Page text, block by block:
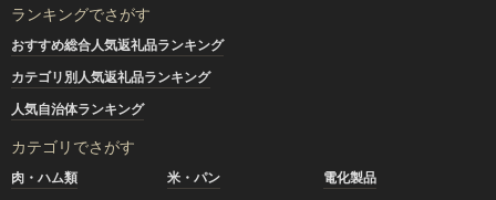
ランキングでさがす
おすすめ総合人気返礼品ランキング
カテゴリ別人気返礼品ランキング
人気自治体ランキング
カテゴリでさがす
肉・ハム類 米・パン
電化製品